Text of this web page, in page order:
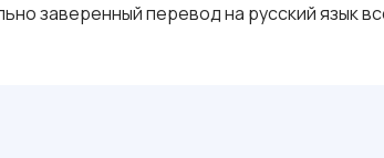
заверенный перевод на русский язык